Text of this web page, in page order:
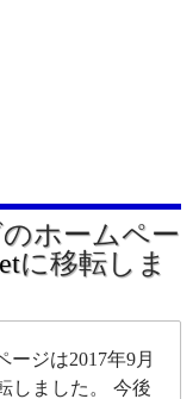
ホームペー
に移転しま
ジは2017年9月
しました。 今後